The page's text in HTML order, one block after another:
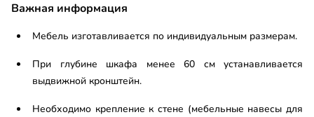
Важная информация
Мебель изготавливается по индивидуальным размерам.
При глубине шкафа менее 60 см устанавливается
выдвижной кронштейн.
Необходимо крепление к стене (мебельные навесы для